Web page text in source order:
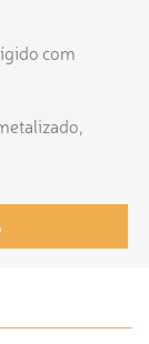
com